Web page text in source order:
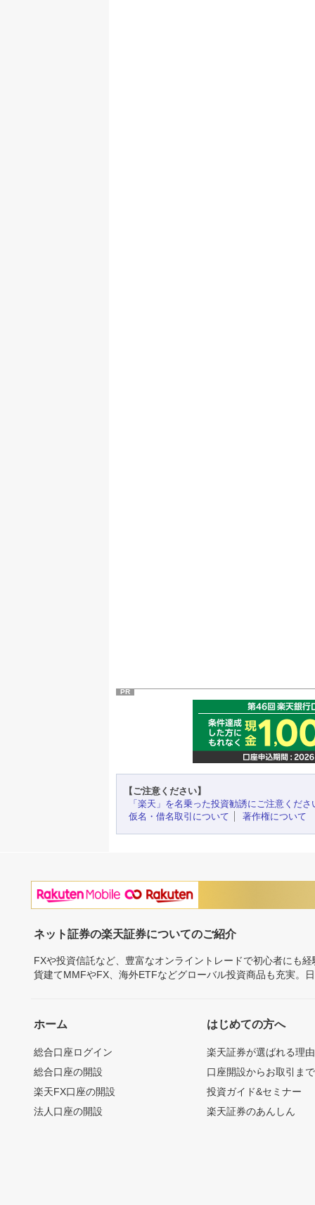
PR
【ご注意ください】
「楽天」を名乗った投資勧誘にご注意くださ
仮名・借名取引について
著作権について
ネット証券の楽天証券についてのご紹介
FXや投資信託など、豊富なオンライントレードで初心者にも
貨建てMMFやFX、海外ETFなどグローバル投資商品も充実。
ホーム
総合口座ログイン
総合口座の開設
楽天FX口座の開設
法人口座の開設
はじめての方へ
楽天証券が選ばれる理由
口座開設からお取引ま
投資ガイド&セミナー
楽天証券のあんしん